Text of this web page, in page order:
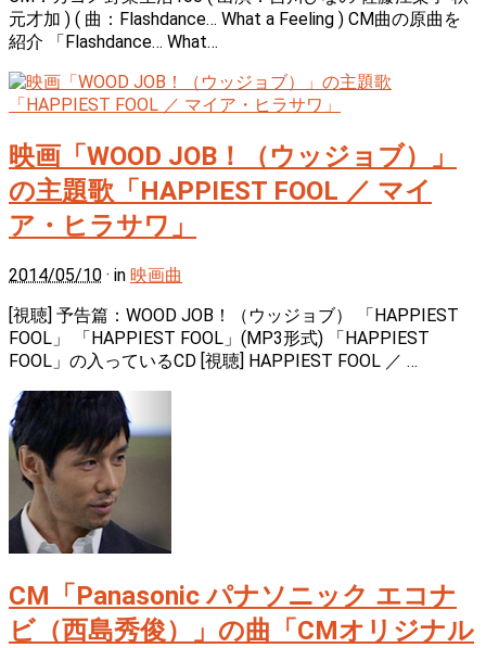
元才加 ) ( 曲：Flashdance… What a Feeling ) CM曲の原曲を
紹介 「Flashdance… What…
映画「WOOD JOB！（ウッジョブ）」
の主題歌「HAPPIEST FOOL ／ マイ
ア・ヒラサワ」
2014/05/10 · in 映画曲
[視聴] 予告篇：WOOD JOB！（ウッジョブ） 「HAPPIEST
FOOL」 「HAPPIEST FOOL」(MP3形式) 「HAPPIEST
FOOL」の入っているCD [視聴] HAPPIEST FOOL ／ …
CM「Panasonic パナソニック エコナ
ビ（西島秀俊）」の曲「CMオリジナル